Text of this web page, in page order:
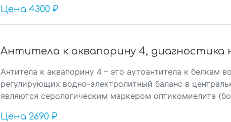
Цена 4300 ₽
Антитела к аквапорину 4,
Антитела к аквапорину 4 – это аутоантитела к белкам
регулирующих водно-электролитный баланс в
являются серологическим маркером оптикомиелита
Цена 2690 ₽